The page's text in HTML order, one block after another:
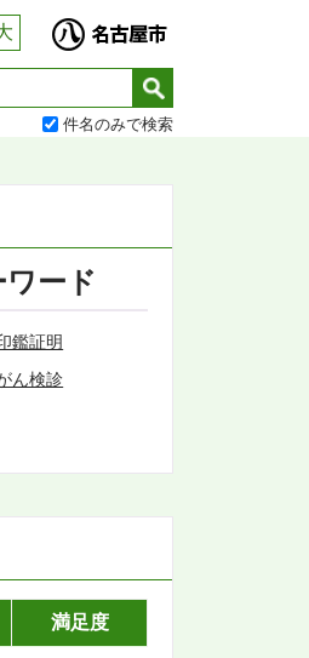
件名のみで検索
ード
鑑証明
ん検診
満足度